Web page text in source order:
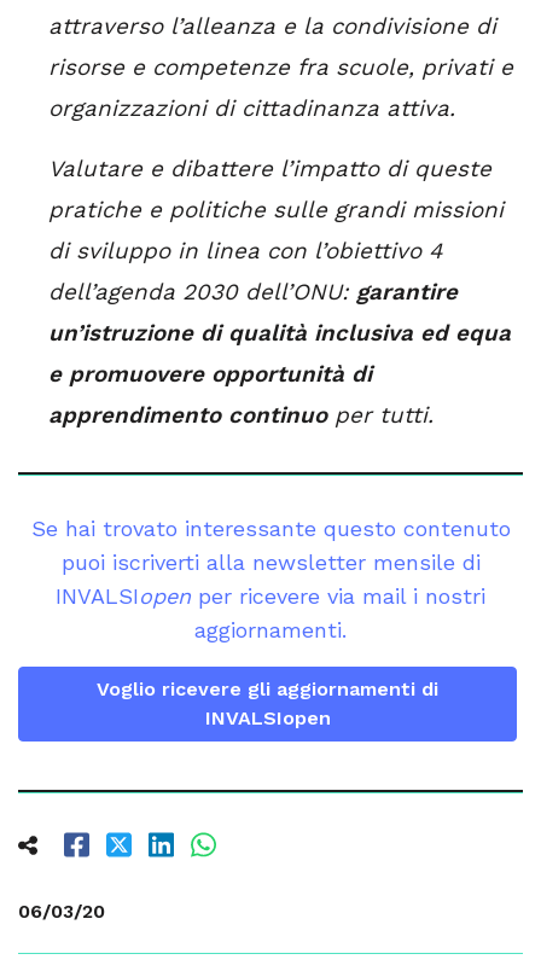
06/03/20
attraverso l’alleanza e la condivisione di
risorse e competenze fra scuole, privati e
organizzazioni di cittadinanza attiva.
Valutare e dibattere l’impatto di queste
pratiche e politiche sulle grandi missioni
di sviluppo in linea con l’obiettivo 4
dell’agenda 2030 dell’ONU: garantire
un’istruzione di qualità inclusiva ed equa
e promuovere opportunità di
apprendimento continuoper tutti.
Se hai trovato interessante questo contenuto
puoi iscriverti alla newsletter mensile di
INVALSIopen per ricevere via mail i nostri
aggiornamenti.
Voglio ricevere gli aggiornamenti di
INVALSIopen